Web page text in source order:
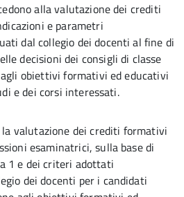
alla valutazione dei crediti
e parametri
dal collegio dei docenti al fine di
decisioni dei consigli di classe
obiettivi formativi ed educativi
e dei corsi interessati.
valutazione dei crediti formativi
esaminatrici, sulla base di
1 e dei criteri adottati
dei docenti per i candidati